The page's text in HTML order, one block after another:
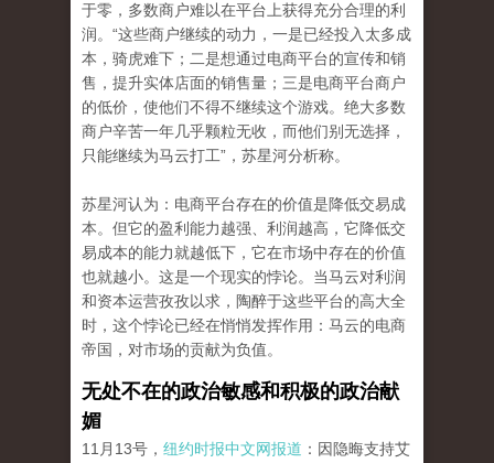
于零，多数商户难以在平台上获得充分合理的利
润。“这些商户继续的动力，一是已经投入太多成
本，骑虎难下；二是想通过电商平台的宣传和销
售，提升实体店面的销售量；三是电商平台商户
的低价，使他们不得不继续这个游戏。绝大多数
商户辛苦一年几乎颗粒无收，而他们别无选择，
只能继续为马云打工”，苏星河分析称。
苏星河认为：电商平台存在的价值是降低交易成
本。但它的盈利能力越强、利润越高，它降低交
易成本的能力就越低下，它在市场中存在的价值
也就越小。这是一个现实的悖论。当马云对利润
和资本运营孜孜以求，陶醉于这些平台的高大全
时，这个悖论已经在悄悄发挥作用：马云的电商
帝国，对市场的贡献为负值。
无处不在的政治敏感和积极的政治献
媚
11月13号， 纽约时报中文网报道 ：因隐晦支持艾